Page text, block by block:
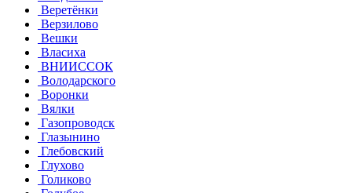
Веретёнки
Верзилово
Вешки
Власиха
ВНИИССОК
Володарского
Воронки
Вялки
Газопроводск
Глазынино
Глебовский
Глухово
Голиково